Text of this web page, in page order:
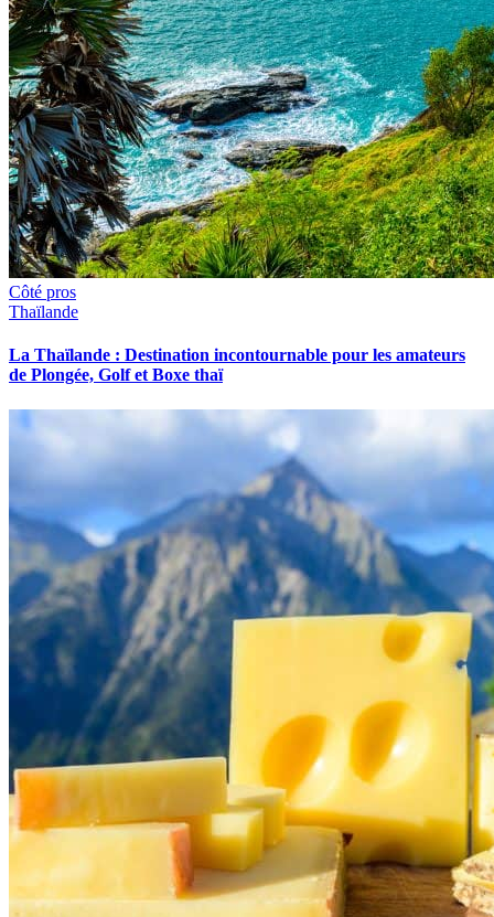
Côté pros
Thaïlande
La Thaïlande : Destination incontournable pour les amateurs
de Plongée, Golf et Boxe thaï